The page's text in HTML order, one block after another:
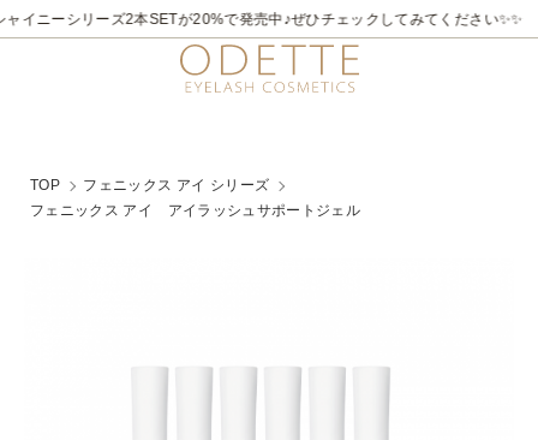
2026/7/21～8/31✨✨煌めく夏。ラメライナーキャンペーン♪ 夏季限定でビ
TOP
フェニックス アイ シリーズ
フェニックス アイ アイラッシュサポートジェル